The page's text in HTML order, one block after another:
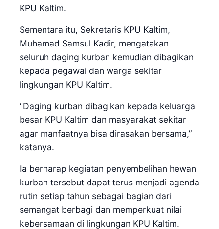
KPU Kaltim.
Sementara itu, Sekretaris KPU Kaltim,
Muhamad Samsul Kadir, mengatakan
seluruh daging kurban kemudian dibagikan
kepada pegawai dan warga sekitar
lingkungan KPU Kaltim.
“Daging kurban dibagikan kepada keluarga
besar KPU Kaltim dan masyarakat sekitar
agar manfaatnya bisa dirasakan bersama,”
katanya.
Ia berharap kegiatan penyembelihan hewan
kurban tersebut dapat terus menjadi agenda
rutin setiap tahun sebagai bagian dari
semangat berbagi dan memperkuat nilai
kebersamaan di lingkungan KPU Kaltim.